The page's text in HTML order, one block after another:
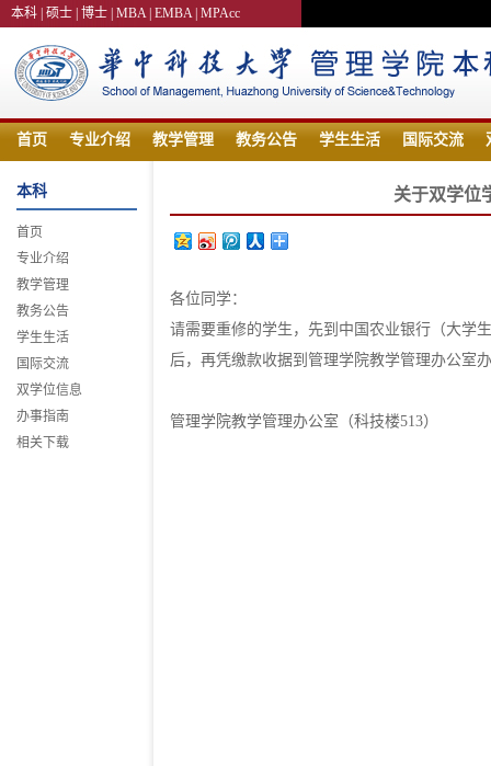
本科 | 硕士 | 博士 | MBA | EMBA | MPAcc
首页 专业介绍 教学管理 教务公告 学生生活 国际交流
本科
首页
专业介绍
教学管理
教务公告
学生生活
国际交流
双学位信息
办事指南
相关下载
关于双学位
各位同学：
请需要重修的学生，先到中国农业银行（大学
后，再凭缴款收据到管理学院教学管理办公室
管理学院教学管理办公室（科技楼513）